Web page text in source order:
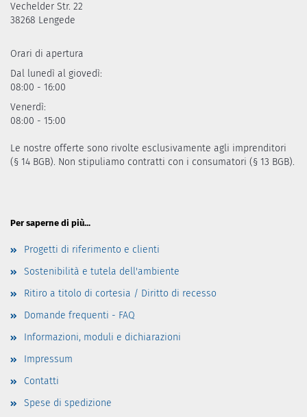
Vechelder Str. 22
38268 Lengede
Orari di apertura
Dal lunedì al giovedì:
08:00 - 16:00
Venerdì:
08:00 - 15:00
Le nostre offerte sono rivolte esclusivamente agli imprenditori
(§ 14 BGB). Non stipuliamo contratti con i consumatori (§ 13 BGB).
Per saperne di più...
Progetti di riferimento e clienti
Sostenibilità e tutela dell'ambiente
Ritiro a titolo di cortesia / Diritto di recesso
Domande frequenti - FAQ
Informazioni, moduli e dichiarazioni
Impressum
Contatti
Spese di spedizione